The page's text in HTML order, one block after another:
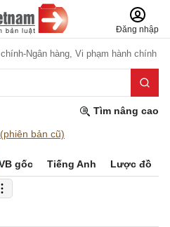
Đăng nhập
Ngân hàng, Vi phạm hành chính
Tìm nâng cao
bản cũ)
gốc Tiếng Anh Lược đồ